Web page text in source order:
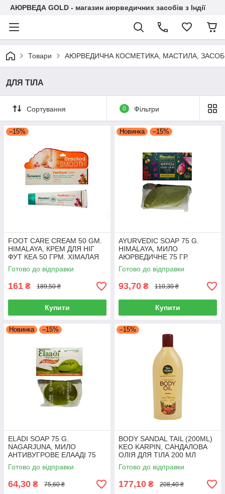
АЮРВЕДА GOLD - магазин аюрведичних засобів з Індії
Товари АЮРВЕДИЧНА КОСМЕТИКА, МАСТИЛА,
ДЛЯ ТІЛА
Сортування 0 Фільтри
–15%
FOOT CARE CREAM 50 GM.
HIMALAYA, КРЕМ ДЛЯ НІГ
ФУТ КЕА 50 ГРМ. ХІМАЛАЯ
Готово до відправки
161 ₴ 189,50 ₴
Купити
Новинка –15%
AYURVEDIC SOAP 75 G.
HIMALAYA, МИЛО
АЮРВЕДИЧНЕ 75 ГР.
ХІМАЛАЯ
Готово до відправки
93,70 ₴ 110,30 ₴
Купити
Новинка –15%
ELADI SOAP 75 G.
NAGARJUNA, МИЛО
АНТИВУГРОВЕ ЕЛААДІ 75
ГР. НАГАРДЖУНА
Готово до відправки
64,30 ₴ 75,60 ₴
–15%
BODY SANDAL TAIL (200ML)
KEO KARPIN, САНДАЛОВА
ОЛІЯ ДЛЯ ТІЛА 200 МЛ
Готово до відправки
177,10 ₴ 208,40 ₴